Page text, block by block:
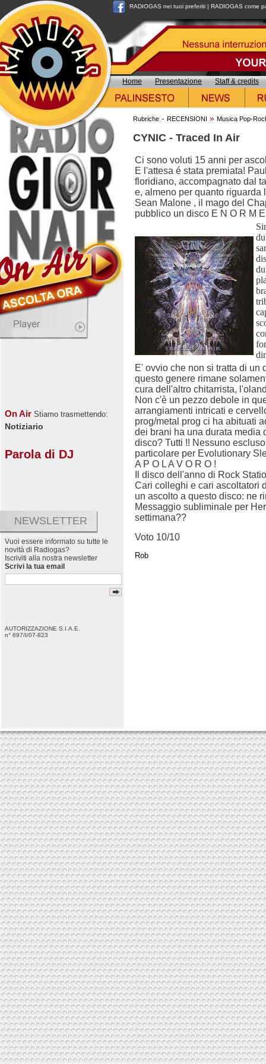
RADIOGAS nei tuoi preferiti | RADIOGAS come
Home Presentazione Staff & credits
On Air Stiamo trasmettendo:
Notiziario
Parola di DJ
NEWSLETTER
Vuoi essere informato su tutte le
novità di Radiogas?
Iscriviti alla nostra newsletter
Scrivi la tua email
AUTORIZZAZIONE S.I.A.E.
n° 697/I/07-823
Rubriche - RECENSIONI » Musica Pop-
CYNIC - Traced In Air
Ci sono voluti 15 anni per
E l'attesa é stata premiata!
floridiano, accompagnato dal
e, almeno per quanto
Sean Malone , il mago del
pubblico un disco E N O R M
E' ovvio che non si tratta di un
questo genere rimane
cura dell'altro chitarrista,
Non c'è un pezzo debole in
arrangiamenti intricati e
prog/metal prog ci ha abituati
dei brani ha una durata media
disco? Tutti !! Nessuno
particolare per Evolutionary
A P O L A V O R O !
Il disco dell'anno di Rock
Cari colleghi e cari ascoltatori
un ascolto a questo disco: ne
Messaggio subliminale per
settimana??
Voto 10/10
Rob